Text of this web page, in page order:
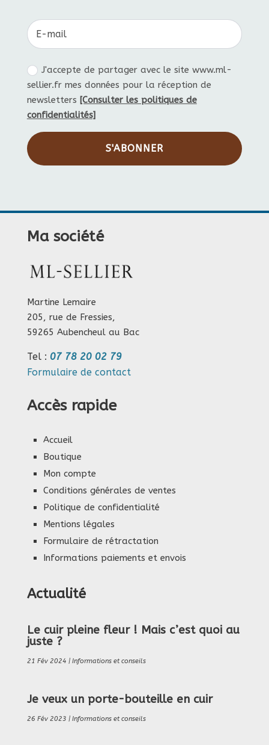
J'accepte de partager avec le site www.ml-
sellier.fr mes données pour la réception de
newsletters [Consulter les politiques de
confidentialités]
S'ABONNER
Ma société
Martine Lemaire
205, rue de Fressies,
59265 Aubencheul au Bac
Tel : 07 78 20 02 79
Formulaire de contact
Accès rapide
Accueil
Boutique
Mon compte
Conditions générales de ventes
Politique de confidentialité
Mentions légales
Formulaire de rétractation
Informations paiements et envois
Actualité
Le cuir pleine fleur ! Mais c’est quoi au
juste ?
21 Fév 2024 | Informations et conseils
Je veux un porte-bouteille en cuir
26 Fév 2023 | Informations et conseils